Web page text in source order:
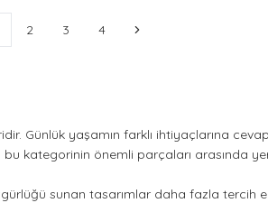
2 3 4
Günlük yaşamın farklı ihtiyaçlarına
kategorinin önemli parçaları arasında
sunan tasarımlar daha fazla tercih